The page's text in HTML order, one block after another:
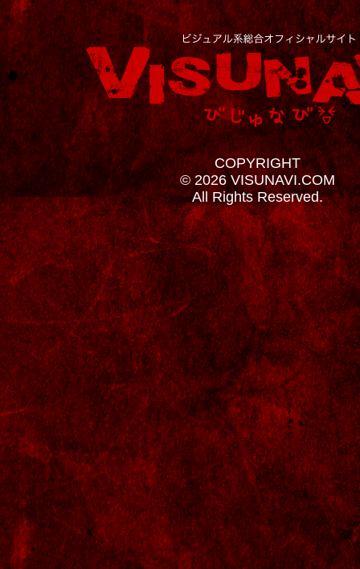
COPYRIGHT
© 2026 VISUNAVI.COM
All Rights Reserved.